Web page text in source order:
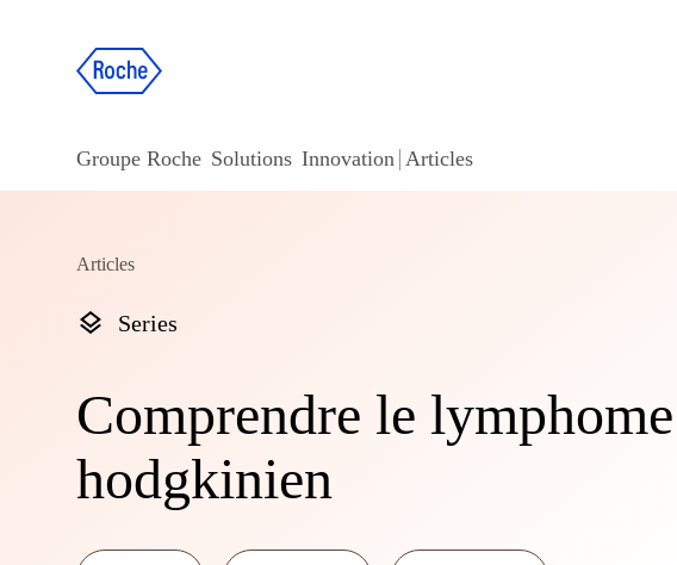
Groupe Roche Solutions Innovation Articles
Articles
Series
Comprendre le
hodgkinien